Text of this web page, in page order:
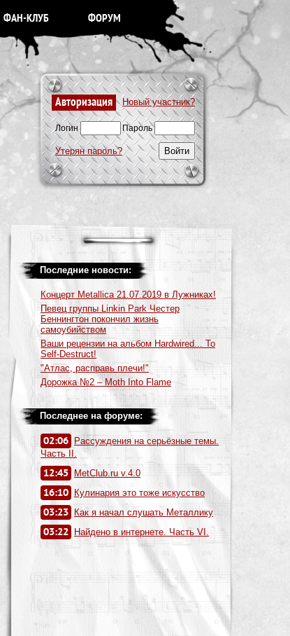
ФАН-КЛУБ ФОРУМ
Авторизация Новый участник?
Логин Пароль
Утерян пароль?
Последние новости:
Концерт Metallica 21.07.2019 в Лужниках!
Певец группы Linkin Park Честер
Беннингтон покончил жизнь
самоубийством
Ваши рецензии на альбом Hardwired... To
Self-Destruct!
"Атлас, расправь плечи!"
Дорожка №2 – Moth Into Flame
Последнее на форуме:
02:06
Рассуждения на серьёзные темы.
Часть II.
12:45 MetClub.ru v.4.0
16:10 Кулинария это тоже искусство
03:23 Как я начал слушать Металлику
03:22 Найдено в интернете. Часть VI.